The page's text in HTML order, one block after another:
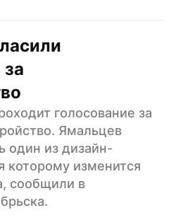
голосование за
Ямальцев
один из дизайн-
которому изменится
сообщили в